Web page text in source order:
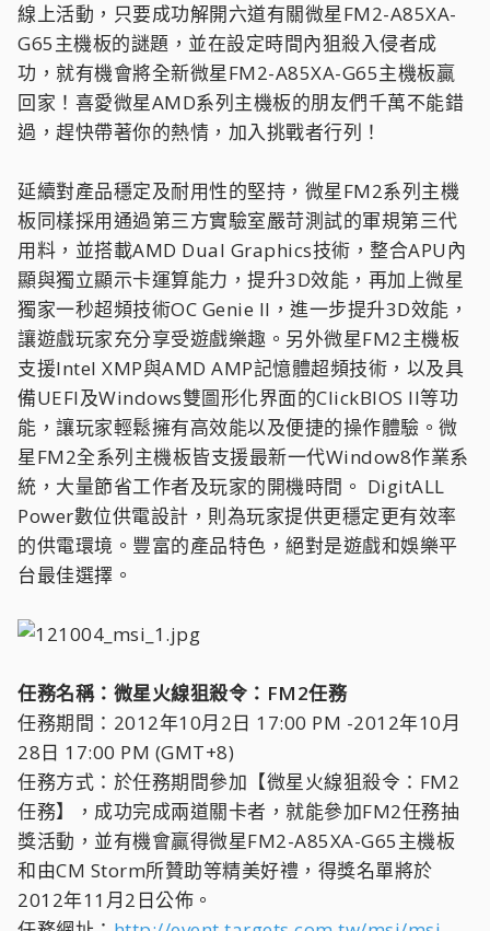
線上活動，只要成功解開六道有關微星FM2-A85XA-
G65主機板的謎題，並在設定時間內狙殺入侵者成
功，就有機會將全新微星FM2-A85XA-G65主機板贏
回家！喜愛微星AMD系列主機板的朋友們千萬不能錯
過，趕快帶著你的熱情，加入挑戰者行列！
延續對產品穩定及耐用性的堅持，微星FM2系列主機
板同樣採用通過第三方實驗室嚴苛測試的軍規第三代
用料，並搭載AMD Dual Graphics技術，整合APU內
顯與獨立顯示卡運算能力，提升3D效能，再加上微星
獨家一秒超頻技術OC Genie II，進一步提升3D效能，
讓遊戲玩家充分享受遊戲樂趣。另外微星FM2主機板
支援Intel XMP與AMD AMP記憶體超頻技術，以及具
備UEFI及Windows雙圖形化界面的ClickBIOS II等功
能，讓玩家輕鬆擁有高效能以及便捷的操作體驗。微
星FM2全系列主機板皆支援最新一代Window8作業系
統，大量節省工作者及玩家的開機時間。 DigitALL
Power數位供電設計，則為玩家提供更穩定更有效率
的供電環境。豐富的產品特色，絕對是遊戲和娛樂平
台最佳選擇。
任務名稱：微星火線狙殺令：FM2任務
任務期間：2012年10月2日 17:00 PM -2012年10月
28日 17:00 PM (GMT+8)
任務方式：於任務期間參加【微星火線狙殺令：FM2
任務】，成功完成兩道關卡者，就能參加FM2任務抽
獎活動，並有機會贏得微星FM2-A85XA-G65主機板
和由CM Storm所贊助等精美好禮，得獎名單將於
2012年11月2日公佈。